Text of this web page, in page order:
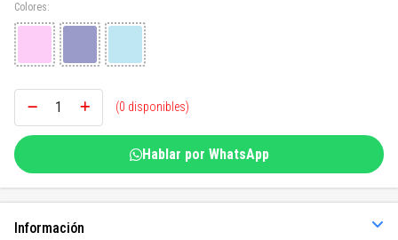
Colores:
(0 disponibles)
Hablar por WhatsApp
Información